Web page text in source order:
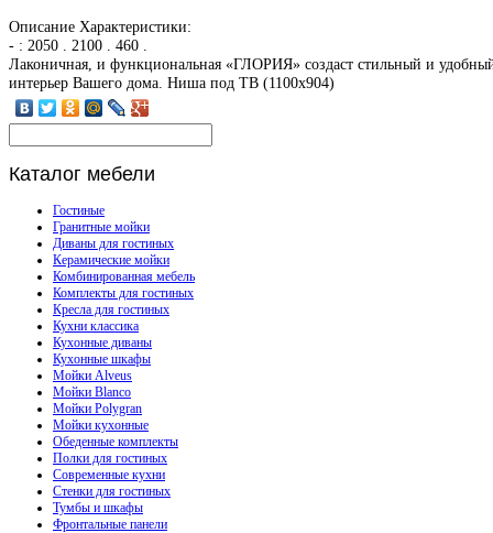
Описание Характеристики:
- : 2050 . 2100 . 460 .
Лаконичная, и функциональная «ГЛОРИЯ» создаст стильный и
интерьер Вашего дома. Ниша под ТВ (1100х904)
Каталог мебели
Гостиные
Гранитные мойки
Диваны для гостиных
Керамические мойки
Комбинированная мебель
Комплекты для гостиных
Кресла для гостиных
Кухни классика
Кухонные диваны
Кухонные шкафы
Мойки Alveus
Мойки Blanco
Мойки Polygran
Мойки кухонные
Обеденные комплекты
Полки для гостиных
Современные кухни
Стенки для гостиных
Тумбы и шкафы
Фронтальные панели